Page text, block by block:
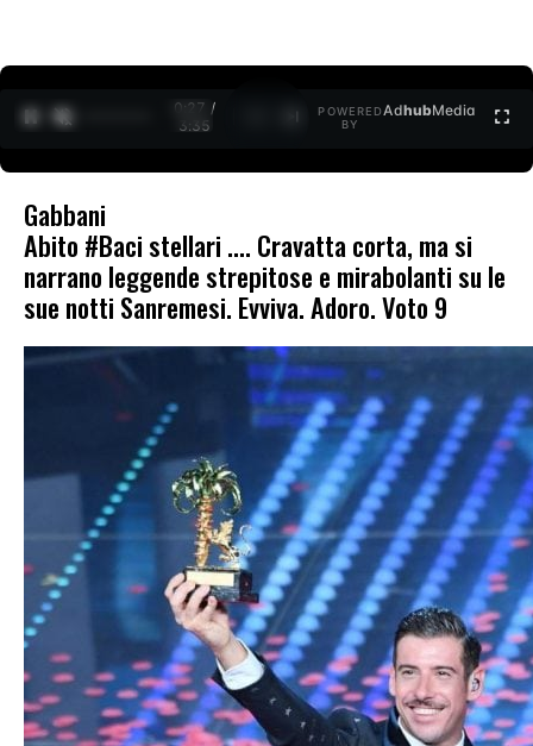
0:28 /
3:35
POWERED
BY
AdhubMedia
Gabbani
Abito #Baci stellari …. Cravatta corta, ma si
narrano leggende strepitose e mirabolanti su le
sue notti Sanremesi. Evviva. Adoro. Voto 9